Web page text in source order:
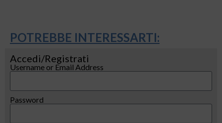
POTREBBE INTERESSARTI:
Accedi/Registrati
Username or Email Address
Password